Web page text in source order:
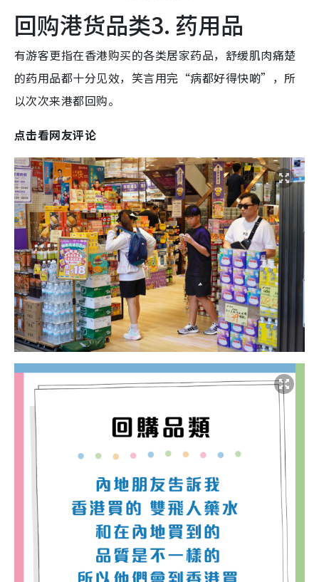
回购港货品类3. 药用品
有游客更指在香港购买的各类居家药品，舒缓肌肉痛楚
的药用品都十分见效，笑言用完“病都好得快啲”，所
以次次来港都回购。
点击看网友评论